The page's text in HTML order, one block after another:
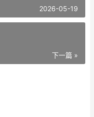
2026-05-19
下一篇 »